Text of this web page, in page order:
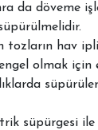
da döveme
tozların hav
olmak için
süpürgesi ile